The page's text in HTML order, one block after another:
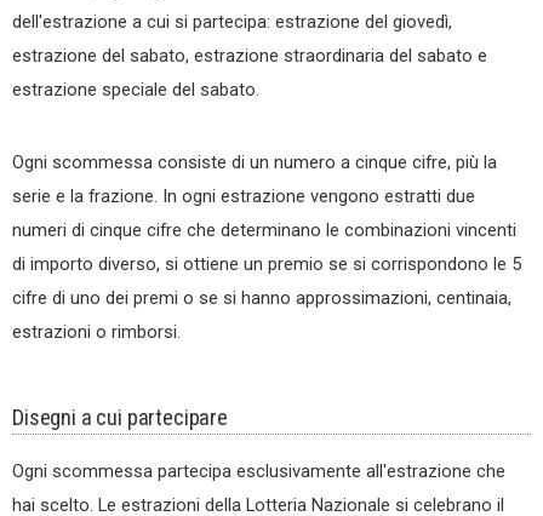
dell'estrazione a cui si partecipa: estrazione del giovedì,
estrazione del sabato, estrazione straordinaria del sabato e
estrazione speciale del sabato.
Ogni scommessa consiste di un numero a cinque cifre, più la
serie e la frazione. In ogni estrazione vengono estratti due
numeri di cinque cifre che determinano le combinazioni vincenti
di importo diverso, si ottiene un premio se si corrispondono le 5
cifre di uno dei premi o se si hanno approssimazioni, centinaia,
estrazioni o rimborsi.
Disegni a cui partecipare
Ogni scommessa partecipa esclusivamente all'estrazione che
hai scelto. Le estrazioni della Lotteria Nazionale si celebrano il